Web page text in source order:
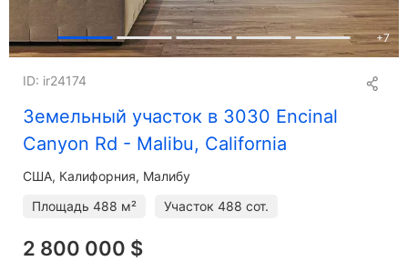
+7
Земельный участок в 3030 Encinal
Canyon Rd - Malibu, California
ID: ir24174
США, Калифорния, Малибу
Площадь 488 м² Участок 488 сот.
2 800 000 $